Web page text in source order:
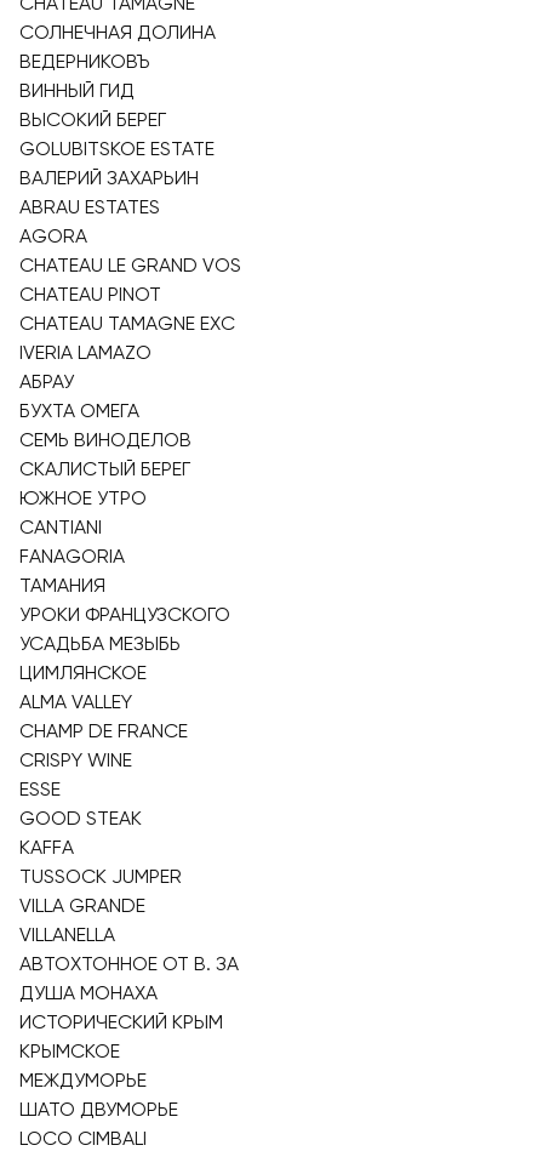
СОЛНЕЧНАЯ ДОЛИНА
ВЕДЕРНИКОВЪ
ВИННЫЙ ГИД
ВЫСОКИЙ БЕРЕГ
GOLUBITSKOE ESTATE
ВАЛЕРИЙ ЗАХАРЬИН
ABRAU ESTATES
AGORA
CHATEAU LE GRAND VOS
CHATEAU PINOT
CHATEAU TAMAGNE EXC
IVERIA LAMAZO
АБРАУ
БУХТА ОМЕГА
СЕМЬ ВИНОДЕЛОВ
СКАЛИСТЫЙ БЕРЕГ
ЮЖНОЕ УТРО
CANTIANI
FANAGORIA
ТАМАНИЯ
УРОКИ ФРАНЦУЗСКОГО
УСАДЬБА МЕЗЫБЬ
ЦИМЛЯНСКОЕ
ALMA VALLEY
CHAMP DE FRANCE
CRISPY WINE
ESSE
GOOD STEAK
KAFFA
TUSSOCK JUMPER
VILLA GRANDE
VILLANELLA
АВТОХТОННОЕ ОТ В. ЗА
ДУША МОНАХА
ИСТОРИЧЕСКИЙ КРЫМ
КРЫМСКОЕ
МЕЖДУМОРЬЕ
ШАТО ДВУМОРЬЕ
LOCO CIMBALI